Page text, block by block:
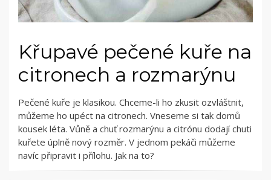
Křupavé pečené kuře na
citronech a rozmarýnu
Pečené kuře je klasikou. Chceme-li ho zkusit ozvláštnit,
můžeme ho upéct na citronech. Vneseme si tak domů
kousek léta. Vůně a chuť rozmarýnu a citrónu dodají chuti
kuřete úplně nový rozměr. V jednom pekáči můžeme
navíc připravit i přílohu. Jak na to?